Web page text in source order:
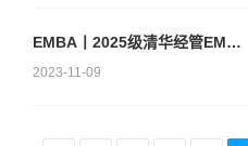
EMBA丨2025级清华经管EMBA申请已经开始!（附项目信息与申请指南）
2023-11-09